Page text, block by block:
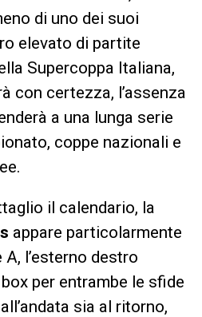
di uno dei suoi
elevato di partite
Supercoppa Italiana,
con certezza, l’assenza
a una lunga serie
coppe nazionali e
il calendario, la
appare particolarmente
l’esterno destro
per entrambe le sfide
sia al ritorno,